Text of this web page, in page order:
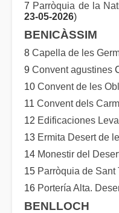
7 Parròquia de la
23-05-2026)
BENICÀSSIM
8 Capella de les
9 Convent agustines
10 Convent de les
11 Convent dels
12 Edificaciones
13 Ermita Desert de
14 Monestir del
15 Parròquia de Sant
16 Portería Alta.
BENLLOCH